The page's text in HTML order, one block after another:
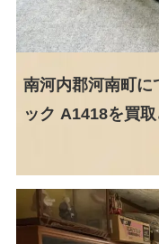
南河内郡河南町
ック A1418を買